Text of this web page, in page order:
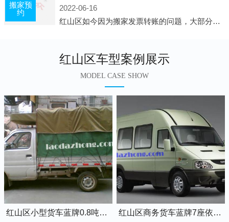
2022-06-16
红山区如今因为搬家发票转账的问题，大部分搬家公司都已经注册了营业执照，早5年前基本上所谓的搬家公司都是无注册状态也就是无照营业，由于企业注册量大增所以各种企业信息展示平台如雨后春笋般遍地开花，如：天眼查，企
红山区车型案例展示
MODEL CASE SHOW
红山区小型货车蓝牌0.8吨小卡车 红山区商务货车蓝牌7座依维柯全顺车
搬家预
约